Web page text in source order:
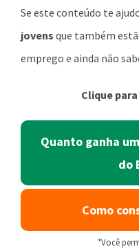
Se este conteúdo te
jovens que também
emprego e ainda não
Clique
Quanto ganha
do
Como
*Você